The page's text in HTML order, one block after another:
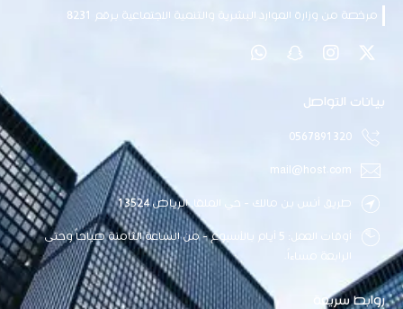
مرخصة من وزارة الموارد البشرية والتنمية الاجتماعية برقم 8231
بيانات التواصل
0567891320
mail@host.com
طريق أنس بن مالك - حي الملقا, الرياض 13524
أوقات العمل: 5 أيام بالأسبوع - من الساعة الثامنة صباحاً وحتى
الرابعة مساءاً.
روابط سريعة